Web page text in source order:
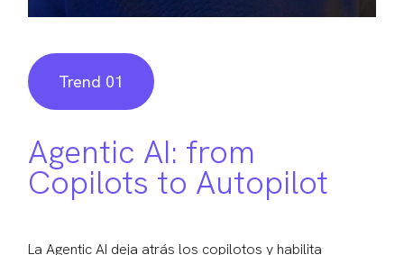
Trend 01
Agentic AI: from
Copilots to Autopilot
La Agentic AI deja atrás los copilotos y habilita